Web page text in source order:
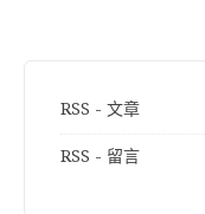
RSS - 文章
RSS - 留言